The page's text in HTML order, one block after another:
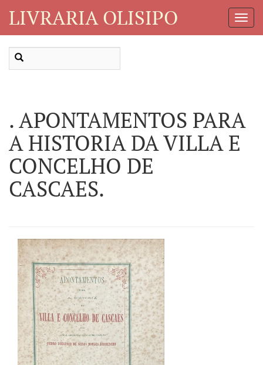
LIVRARIA OLISIPO
. APONTAMENTOS PARA
A HISTORIA DA VILLA E
CONCELHO DE
CASCAES.